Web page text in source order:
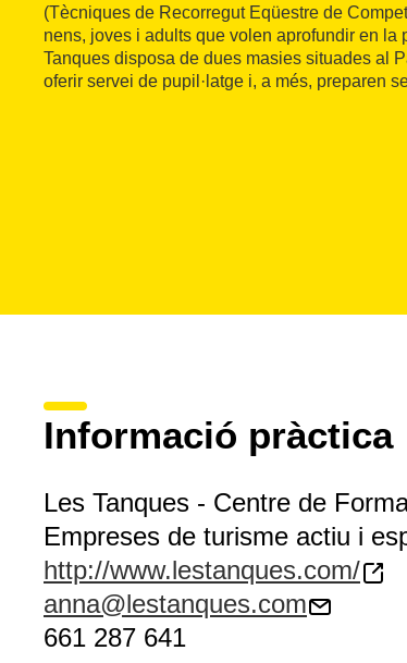
(Tècniques de Recorregut Eqüestre de
nens, joves i adults que volen aprofundir en
Tanques disposa de dues masies situades al
oferir servei de pupil·latge i, a més, preparen
Informació pràctica
Les Tanques - Centre de
Empreses de turisme actiu i
http://www.lestanques.com/
anna@lestanques.com
661 287 641